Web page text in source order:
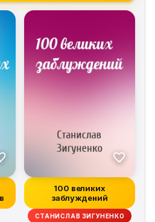
100 великих
заблуждений
СТАНИСЛАВ ЗИГУНЕНКО